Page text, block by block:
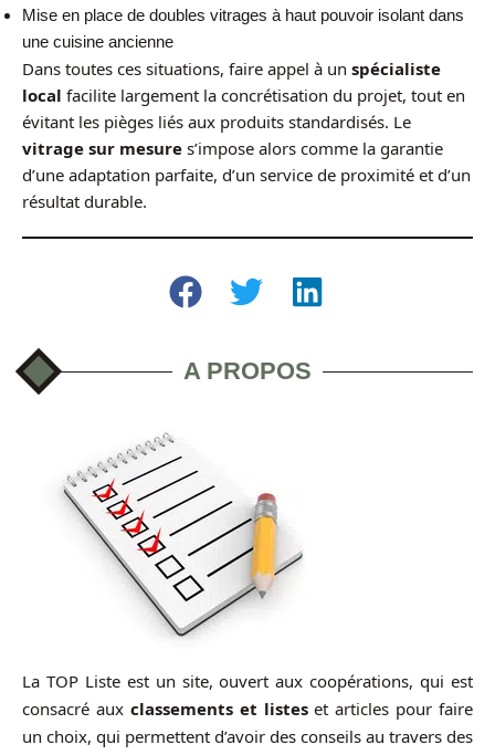
Mise en place de doubles vitrages à haut pouvoir isolant dans
une cuisine ancienne
Dans toutes ces situations, faire appel à un spécialiste
local facilite largement la concrétisation du projet, tout en
évitant les pièges liés aux produits standardisés. Le
vitrage sur mesure s’impose alors comme la garantie
d’une adaptation parfaite, d’un service de proximité et d’un
résultat durable.
A PROPOS
La TOP Liste est un site, ouvert aux coopérations, qui est
consacré aux classements et listeset articles pour faire
un choix, qui permettent d’avoir des conseils au travers des